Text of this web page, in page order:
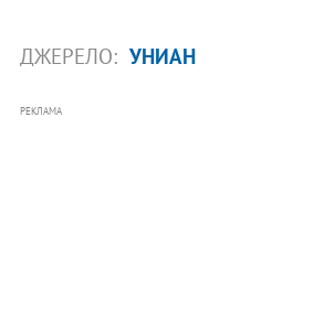
ДЖЕРЕЛО: УНИАН
РЕКЛАМА